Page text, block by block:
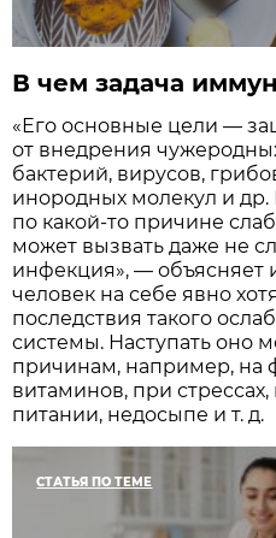
В чем задача
«Его основные цели —
от внедрения
бактерий, вирусов,
инородных молекул и
по какой-то причине
может вызвать даже не
инфекция», — объясняет
человек на себе явно
последствия такого
системы. Наступать оно
причинам, например, на
витаминов, при
питании, недосыпе и т. д.
СТАТЬЯ ПО ТЕМЕ